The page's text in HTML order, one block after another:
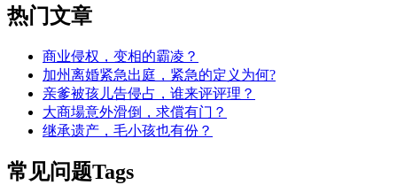
热门文章
商业侵权，变相的霸凌？
加州离婚紧急出庭，紧急的定义为何?
亲爹被孩儿告侵占，谁来评评理？
大商場意外滑倒，求償有门？
继承遗产，毛小孩也有份？
常见问题Tags